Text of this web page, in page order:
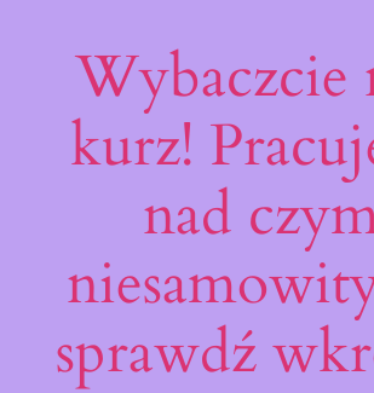
Wybaczcie
kurz!
nad
sprawdź